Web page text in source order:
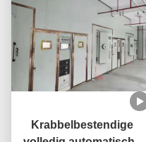
Krabbelbestendige